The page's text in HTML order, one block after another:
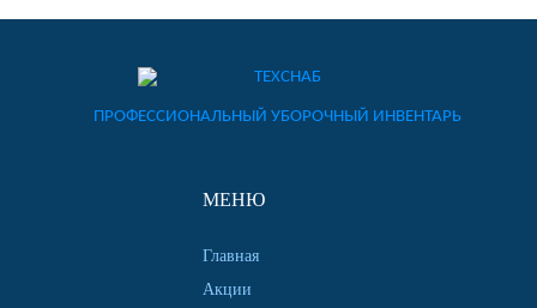
ПРОФЕССИОНАЛЬНЫЙ УБОРОЧНЫЙ ИНВЕНТАРЬ
МЕНЮ
Главная
Акции